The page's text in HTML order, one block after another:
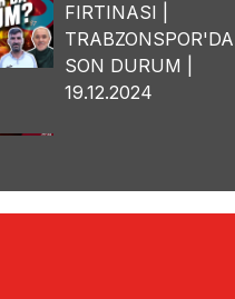
FIRTINASI |
TRABZONSPOR'DA
SON DURUM |
19.12.2024